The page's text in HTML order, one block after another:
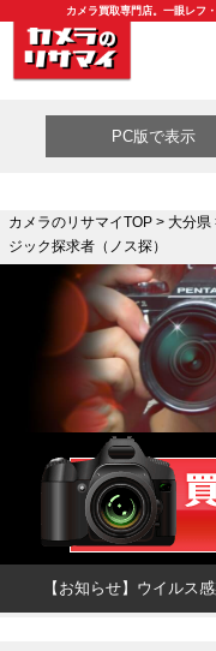
カメラ買取専門店。一眼レフ
PC版で表示
カメラのリサマイTOP> 大分県
ジック探求者（ノス探）
【お知らせ】ウイルス